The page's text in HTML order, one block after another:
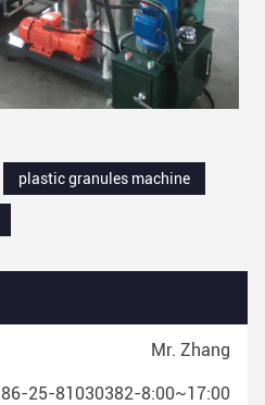
plastic granules machine
Mr. Zhang
86-25-81030382-8:00~17:00